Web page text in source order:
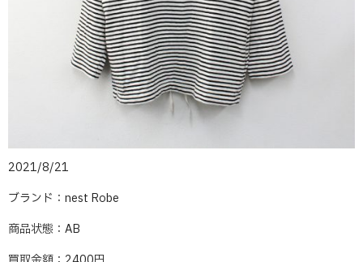
2021/8/21
ブランド：nest Robe
商品状態：AB